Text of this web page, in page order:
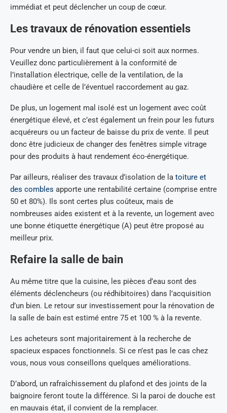
immédiat et peut déclencher un coup de cœur.
Les travaux de rénovation essentiels
Pour vendre un bien, il faut que celui-ci soit aux normes.
Veuillez donc particulièrement à la conformité de
l’installation électrique, celle de la ventilation, de la
chaudière et celle de l’éventuel raccordement au gaz.
De plus, un logement mal isolé est un logement avec coût
énergétique élevé, et c’est également un frein pour les futurs
acquéreurs ou un facteur de baisse du prix de vente. Il peut
donc être judicieux de changer des fenêtres simple vitrage
pour des produits à haut rendement éco-énergétique.
Par ailleurs, réaliser des travaux d’isolation de la toiture et
des combles apporte une rentabilité certaine (comprise entre
50 et 80%). Ils sont certes plus coûteux, mais de
nombreuses aides existent et à la revente, un logement avec
une bonne étiquette énergétique (A) peut être proposé au
meilleur prix.
Refaire la salle de bain
Au même titre que la cuisine, les pièces d’eau sont des
éléments déclencheurs (ou rédhibitoires) dans l’acquisition
d’un bien. Le retour sur investissement pour la rénovation de
la salle de bain est estimé entre 75 et 100 % à la revente.
Les acheteurs sont majoritairement à la recherche de
spacieux espaces fonctionnels. Si ce n’est pas le cas chez
vous, nous vous conseillons quelques améliorations.
D’abord, un rafraîchissement du plafond et des joints de la
baignoire feront toute la différence. Si la paroi de douche est
en mauvais état, il convient de la remplacer.